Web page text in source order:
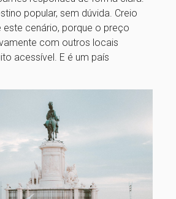
popular, sem dúvida. Creio
este cenário, porque o preço
com outros locais
acessível. E é um país